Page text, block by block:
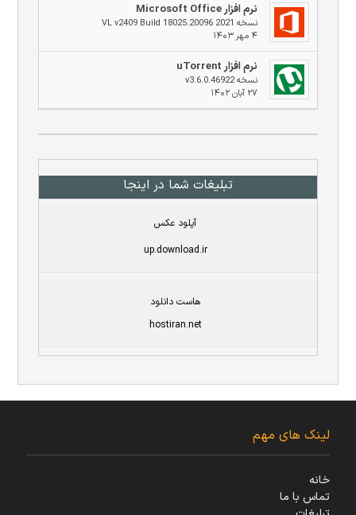
نرم افزار Microsoft Office
نسخه 2021 VL v2409 Build 18025.20096
۴ مهر ۱۴۰۳
نرم افزار uTorrent
نسخه v3.6.0.46922
۲۷ آبان ۱۴۰۲
تبلیغات شما در اینجا
آپلود عکس
up.download.ir
هاست دانلود
hostiran.net
لینک های مهم
خانه
تماس با ما